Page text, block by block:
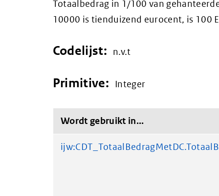
Totaalbedrag in 1/100 van
10000 is tienduizend eurocent, is 100
Codelijst: n.v.t
Primitive: Integer
Wordt gebruikt in...